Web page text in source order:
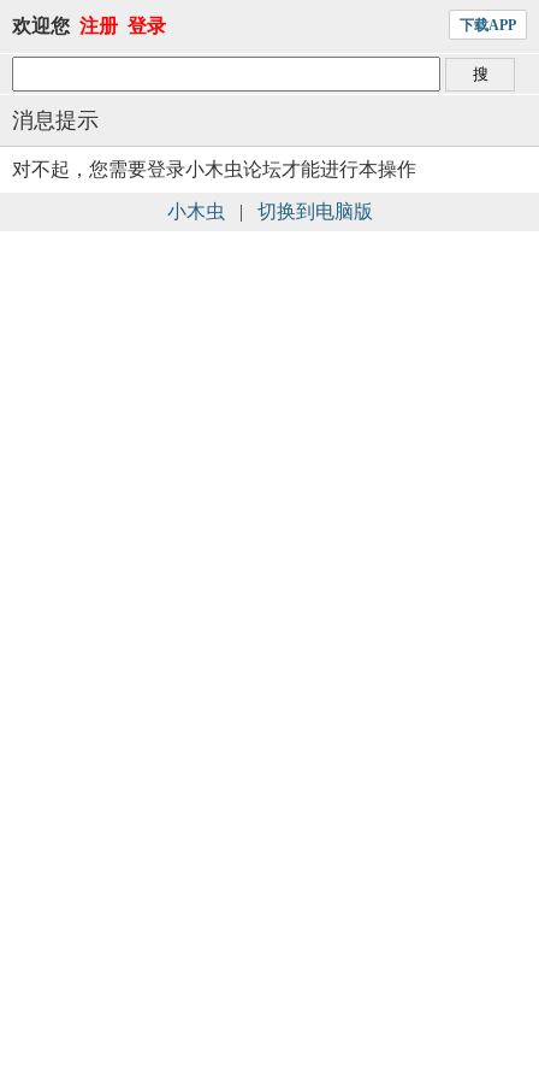
欢迎您 注册 登录 下载APP
消息提示
对不起，您需要登录小木虫论坛才能进行本操作
小木虫 | 切换到电脑版